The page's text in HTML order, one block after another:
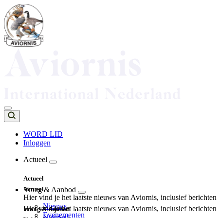
Overslaan
en
naar
de
inhoud
Top
navigation
WORD LID
Inloggen
navigation
Actueel
Actueel
Hier vind je het laatste nieuws van Aviornis, inclusief
Nieuws
Evenementen
Actueel
Hier vind je het laatste nieuws van Aviornis, inclusief
Vraag & Aanbod
Vraag & Aanbod